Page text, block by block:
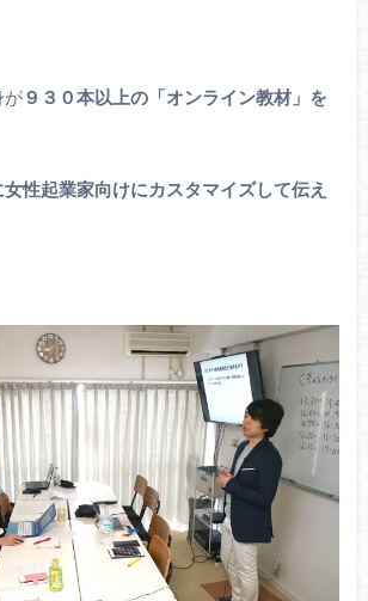
が９３０本以上の「オンライン教材」を
性起業家向けにカスタマイズして伝え